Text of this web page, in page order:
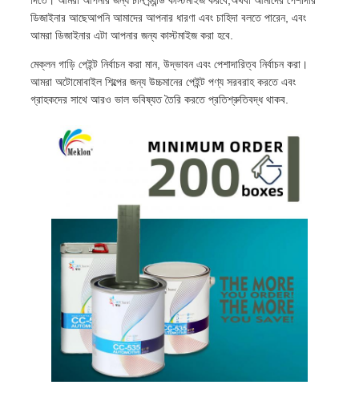
ডিজাইনার আছেআপনি আমাদের আপনার ধারণা এবং চাহিদা বলতে পারেন, এবং
আমরা ডিজাইনার এটা আপনার জন্য কাস্টমাইজ করা হবে.
মেক্লন গাড়ি পেইন্ট নির্বাচন করা মান, উদ্ভাবন এবং পেশাদারিত্ব নির্বাচন করা।
আমরা অটোমোবাইল শিল্পের জন্য উচ্চমানের পেইন্ট পণ্য সরবরাহ করতে এবং
গ্রাহকদের সাথে আরও ভাল ভবিষ্যত তৈরি করতে প্রতিশ্রুতিবদ্ধ থাকব.